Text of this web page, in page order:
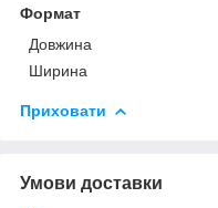
Формат
Довжина
Ширина
Приховати
Умови доставки